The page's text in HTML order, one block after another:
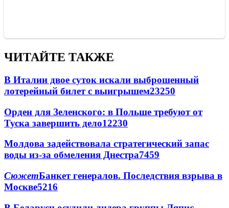
ЧИТАЙТЕ ТАКЖЕ
В Италии двое суток искали выброшенный
лотерейный билет с выигрышем23250
Орден для Зеленского: в Польше требуют от
Туска завершить дело12230
Молдова задействовала стратегический запас
воды из-за обмеления Днестра7459
СюжетБанкет генералов. Последствия взрыва в
Москве5216